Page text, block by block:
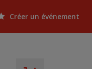
Créer un événement